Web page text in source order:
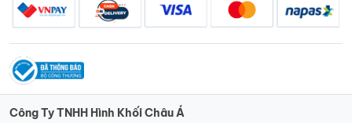
Cà phê nguyên hạt mang lại nhiều lợi ích cho người
dùng (Nguồn: Internet)
Các loại cà phê hạt phổ biến hiện nay
Công Ty TNHH Hình Khối Châu Á